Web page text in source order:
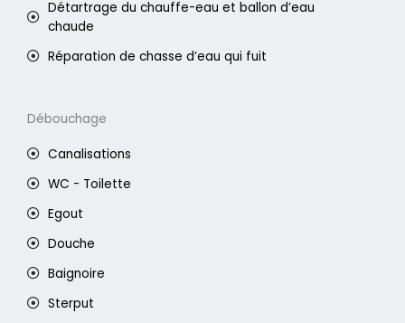
Détartrage du chauffe-eau et ballon d’eau
chaude
Réparation de chasse d’eau qui fuit
Débouchage
Canalisations
WC - Toilette
Egout
Douche
Baignoire
Sterput